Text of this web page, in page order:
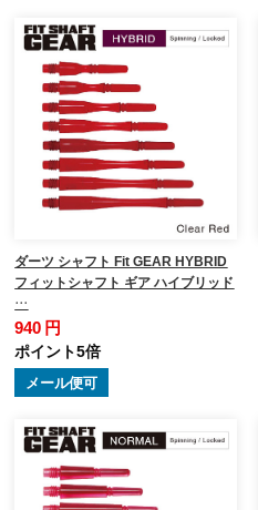
ダーツ シャフト Fit GEAR HYBRID
フィットシャフト ギア ハイブリッド
…
940 円
ポイント5倍
メール便可